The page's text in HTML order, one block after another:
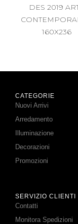
DES 2019
160X236
CATEGORIE
Nuovi Arrivi
Arredamento
Illuminazione
Decorazioni
Promozioni
SERVIZIO CLIENTI
Contatti
Monitora Spedizioni